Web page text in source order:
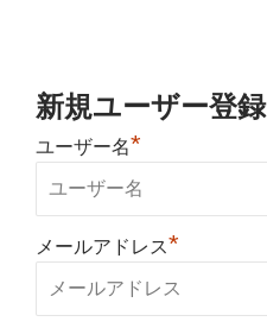
新規ユーザー登録
ユーザー名*
メールアドレス*